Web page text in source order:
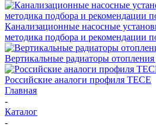
Канализационные насосные
методика подбора и рекомендации
Вертикальные радиаторы
Российские аналоги профиля TECE
Главная
-
Каталог
-